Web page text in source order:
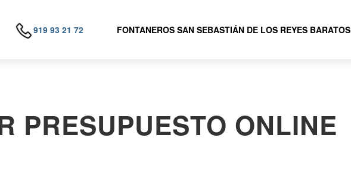
919 93 21 72 FONTANEROS SAN SEBASTIÁN DE LOS REYES BARATOS
PRESUPUESTO ONLINE